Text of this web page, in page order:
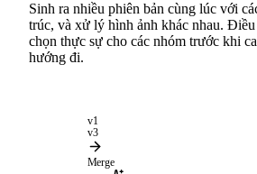
Sinh ra nhiều phiên bản cùng lúc với
trúc, và xử lý hình ảnh khác nhau.
chọn thực sự cho các nhóm trước khi
hướng đi.
v1
v3
Merge